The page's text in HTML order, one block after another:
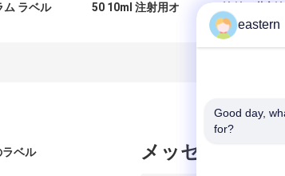
ム ラベル
50 10ml 注射用オ
マットラミ
ベル メッセージ
eastern
Good day,
for?